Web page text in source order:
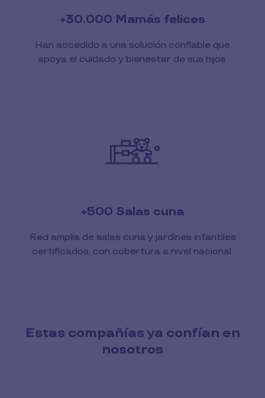
+30.000 Mamás felices
Han accedido a una solución confiable que
apoya el cuidado y bienestar de sus hijos.
+500 Salas cuna
Red amplia de salas cuna y jardines infantiles
certificados, con cobertura a nivel nacional.
Estas compañías ya confían en
nosotros